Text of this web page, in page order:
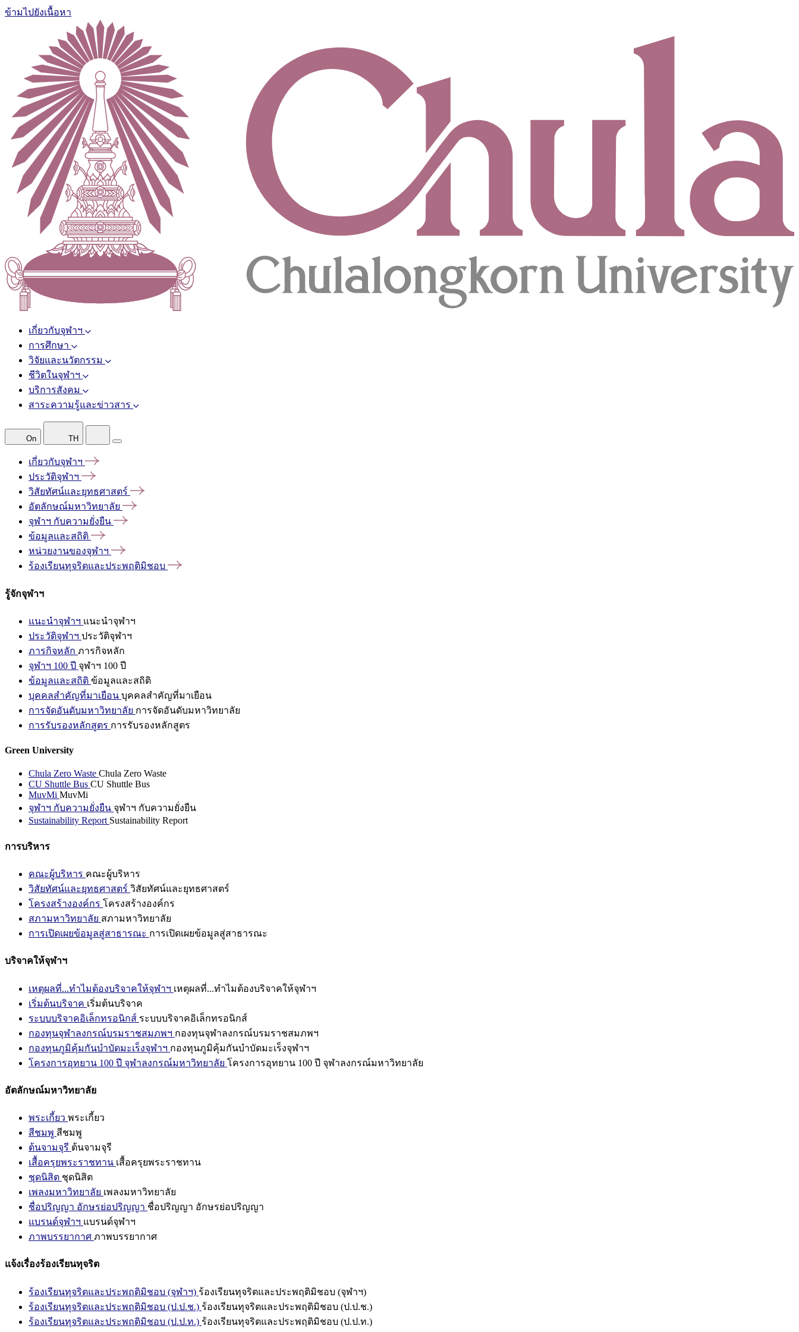
ข้ามไปยังเนื้อหา
เกี่ยวกับจุฬาฯ
การศึกษา
วิจัยและนวัตกรรม
ชีวิตในจุฬาฯ
บริการสังคม
สาระความรู้และข่าวสาร
On TH
เกี่ยวกับจุฬาฯ
ประวัติจุฬาฯ
วิสัยทัศน์และยุทธศาสตร์
อัตลักษณ์มหาวิทยาลัย
จุฬาฯ กับความยั่งยืน
ข้อมูลและสถิติ
หน่วยงานของจุฬาฯ
ร้องเรียนทุจริตและประพฤติมิชอบ
รู้จักจุฬาฯ
แนะนำจุฬาฯ แนะนำจุฬาฯ
ประวัติจุฬาฯ ประวัติจุฬาฯ
ภารกิจหลัก ภารกิจหลัก
จุฬาฯ 100 ปี จุฬาฯ 100 ปี
ข้อมูลและสถิติ ข้อมูลและสถิติ
บุคคลสำคัญที่มาเยือน บุคคลสำคัญที่มาเยือน
การจัดอันดับมหาวิทยาลัย การจัดอันดับมหาวิทยาลัย
การรับรองหลักสูตร การรับรองหลักสูตร
Green University
Chula Zero Waste Chula Zero Waste
CU Shuttle Bus CU Shuttle Bus
MuvMi MuvMi
จุฬาฯ กับความยั่งยืน จุฬาฯ กับความยั่งยืน
Sustainability Report Sustainability Report
การบริหาร
คณะผู้บริหาร คณะผู้บริหาร
วิสัยทัศน์และยุทธศาสตร์ วิสัยทัศน์และยุทธศาสตร์
โครงสร้างองค์กร โครงสร้างองค์กร
สภามหาวิทยาลัย สภามหาวิทยาลัย
การเปิดเผยข้อมูลสู่สาธารณะ การเปิดเผยข้อมูลสู่สาธารณะ
บริจาคให้จุฬาฯ
เหตุผลที่...ทำไมต้องบริจาคให้จุฬาฯ เหตุผลที่...ทำไมต้องบริจาคให้จุฬาฯ
เริ่มต้นบริจาค เริ่มต้นบริจาค
ระบบบริจาคอิเล็กทรอนิกส์ ระบบบริจาคอิเล็กทรอนิกส์
กองทุนจุฬาลงกรณ์บรมราชสมภพฯ กองทุนจุฬาลงกรณ์บรมราชสมภพฯ
กองทุนภูมิคุ้มกันบำบัดมะเร็งจุฬาฯ กองทุนภูมิคุ้มกันบำบัดมะเร็งจุฬาฯ
โครงการอุทยาน 100 ปี จุฬาลงกรณ์มหาวิทยาลัย โครงการอุทยาน 100 ปี จุฬาลงกรณ์มหาวิทยาลัย
อัตลักษณ์มหาวิทยาลัย
พระเกี้ยว พระเกี้ยว
สีชมพู สีชมพู
ต้นจามจุรี ต้นจามจุรี
เสื้อครุยพระราชทาน เสื้อครุยพระราชทาน
ชุดนิสิต ชุดนิสิต
เพลงมหาวิทยาลัย เพลงมหาวิทยาลัย
ชื่อปริญญา อักษรย่อปริญญา ชื่อปริญญา อักษรย่อปริญญา
แบรนด์จุฬาฯ แบรนด์จุฬาฯ
ภาพบรรยากาศ ภาพบรรยากาศ
แจ้งเรื่องร้องเรียนทุจริต
ร้องเรียนทุจริตและประพฤติมิชอบ (จุฬาฯ) ร้องเรียนทุจริตและประพฤติมิชอบ (จุฬาฯ)
ร้องเรียนทุจริตและประพฤติมิชอบ (ป.ป.ช.) ร้องเรียนทุจริตและประพฤติมิชอบ (ป.ป.ช.)
ร้องเรียนทุจริตและประพฤติมิชอบ (ป.ป.ท.) ร้องเรียนทุจริตและประพฤติมิชอบ (ป.ป.ท.)